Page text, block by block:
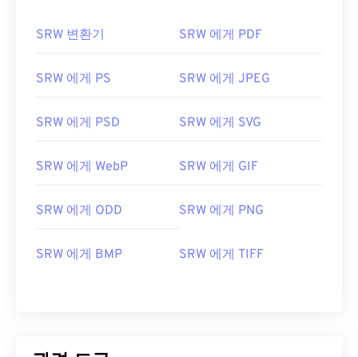
SRW 변환기 SRW 에게 PDF
SRW 에게 PS SRW 에게 JPEG
SRW 에게 PSD SRW 에게 SVG
SRW 에게 WebP SRW 에게 GIF
SRW 에게 ODD SRW 에게 PNG
SRW 에게 BMP SRW 에게 TIFF